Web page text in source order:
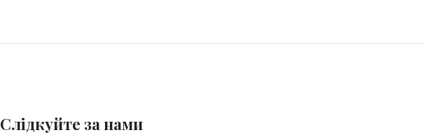
Слідкуйте за нами